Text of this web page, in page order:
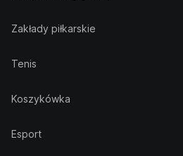
Zakłady piłkarskie
Tenis
Koszykówka
Esport